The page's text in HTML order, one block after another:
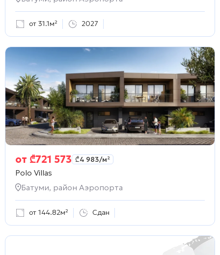
от 31.1м² 2027
от ₾721 573 ₾4 983/м²
Polo Villas
Батуми, район Аэропорта
от 144.82м² Сдан